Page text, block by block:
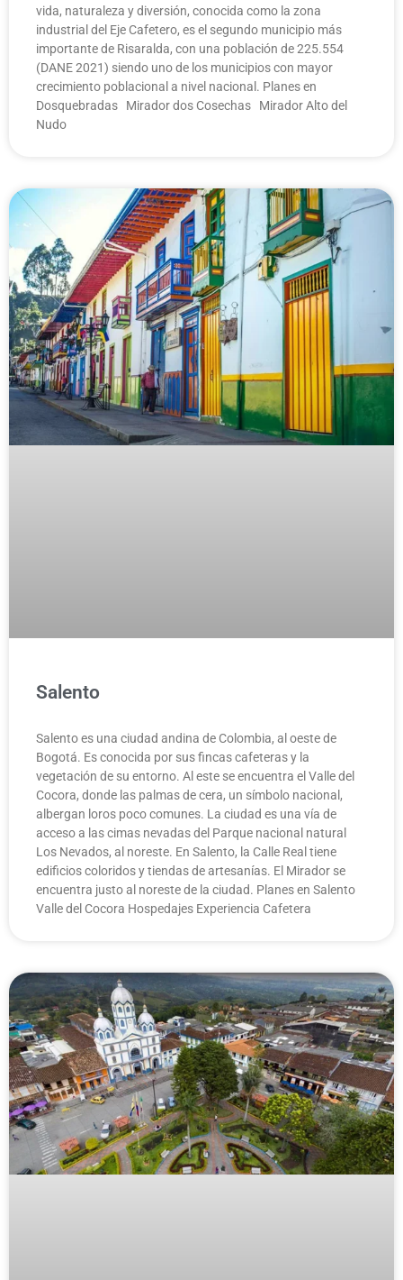
vida, naturaleza y diversión, conocida como la zona
industrial del Eje Cafetero, es el segundo municipio más
importante de Risaralda, con una población de 225.554
(DANE 2021) siendo uno de los municipios con mayor
crecimiento poblacional a nivel nacional. Planes en
Dosquebradas Mirador dos Cosechas Mirador Alto del
Nudo
Salento
Salento es una ciudad andina de Colombia, al oeste de
Bogotá. Es conocida por sus fincas cafeteras y la
vegetación de su entorno. Al este se encuentra el Valle del
Cocora, donde las palmas de cera, un símbolo nacional,
albergan loros poco comunes. La ciudad es una vía de
acceso a las cimas nevadas del Parque nacional natural
Los Nevados, al noreste. En Salento, la Calle Real tiene
edificios coloridos y tiendas de artesanías. El Mirador se
encuentra justo al noreste de la ciudad. Planes en Salento
Valle del Cocora Hospedajes Experiencia Cafetera